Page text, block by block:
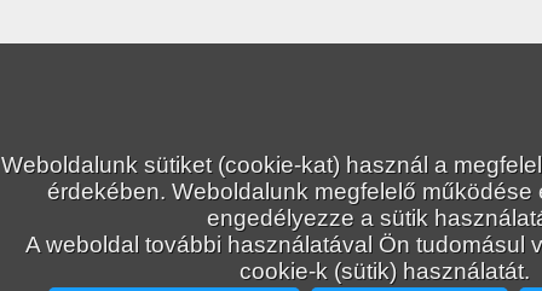
Weboldalunk sütiket (cookie-kat) használ a
érdekében. Weboldalunk megfelelő működése
engedélyezze a sütik
A weboldal további használatával Ön tudomásul
cookie-k (sütik) használatát.